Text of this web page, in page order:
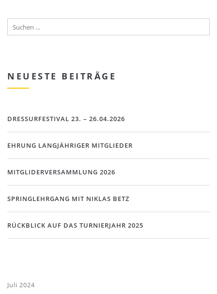
NEUESTE BEITRÄGE
DRESSURFESTIVAL 23. – 26.04.2026
EHRUNG LANGJÄHRIGER MITGLIEDER
MITGLIDERVERSAMMLUNG 2026
SPRINGLEHRGANG MIT NIKLAS BETZ
RÜCKBLICK AUF DAS TURNIERJAHR 2025
Juli 2024